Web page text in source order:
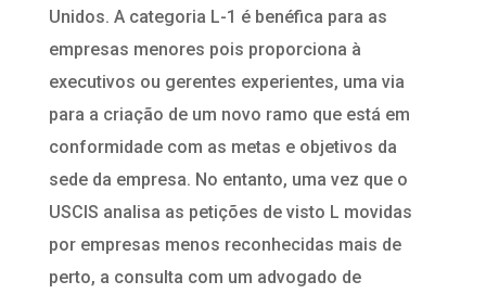
Unidos. A categoria L-1 é benéfica para as
empresas menores pois proporciona à
executivos ou gerentes experientes, uma via
para a criação de um novo ramo que está em
conformidade com as metas e objetivos da
sede da empresa. No entanto, uma vez que o
USCIS analisa as petições de visto L movidas
por empresas menos reconhecidas mais de
perto, a consulta com um advogado de